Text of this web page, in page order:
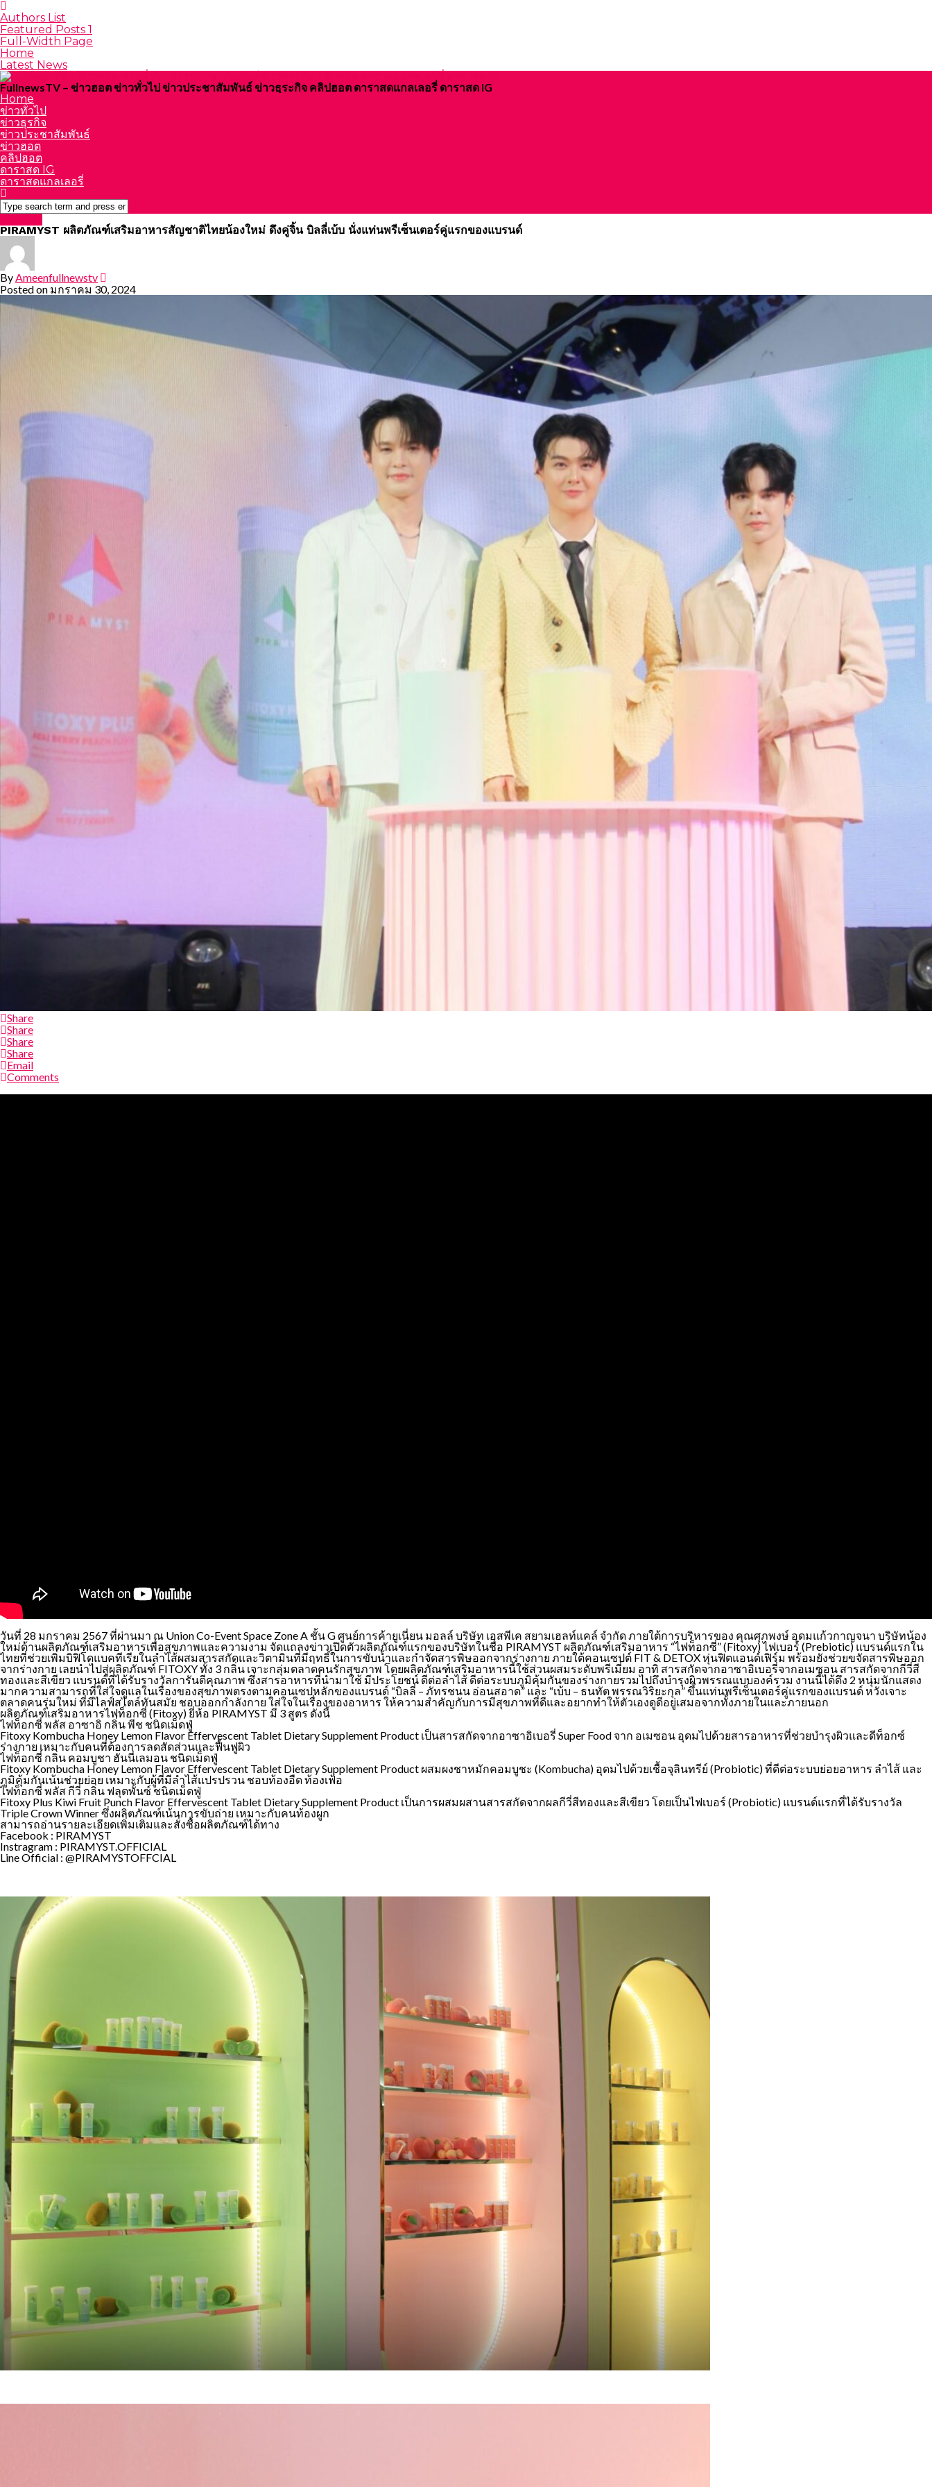
Authors List
Featured Posts 1
Full-Width Page
Home
Latest News
FullnewsTV – ข่าวฮอต ข่าวทั่วไป ข่าวประชาสัมพันธ์ ข่าวธุระกิจ คลิปฮอต ดาราสดแกลเลอรี่ ดาราสด IG
Home
ข่าวทั่วไป
ข่าวธุรกิจ
ข่าวประชาสัมพันธ์
ข่าวฮอต
คลิปฮอต
ดาราสด IG
ดาราสดแกลเลอรี่
PIRAMYST ผลิตภัณฑ์เสริมอาหารสัญชาติไทยน้องใหม่ ดึงคู่จิ้น บิลลี่เบ้บ นั่งแท่นพรีเซ็นเตอร์คู่แรกของแบรนด์
ByAmeenfullnewstv
Posted on มกราคม 30, 2024
Share
Share
Share
Share
Email
Comments
วันที่ 28 มกราคม 2567 ที่ผ่านมา ณ Union Co-Event Space Zone A ชั้น G ศูนย์การค้ายูเนี่ยน มอลล์ บริษัท เอสพีเค สยามเฮลท์แคล์ จำกัด ภายใต้การบริหารของ คุณศุภพงษ์ อุดมแก้วกาญจนา บริษัทน้อง
ใหม่ด้านผลิตภัณฑ์เสริมอาหารเพื่อสุขภาพและความงาม จัดแถลงข่าวเปิดตัวผลิตภัณฑ์แรกของบริษัทในชื่อ PIRAMYST ผลิตภัณฑ์เสริมอาหาร “ไฟท็อกซี่” (Fitoxy) ไฟเบอร์ (Prebiotic) แบรนด์แรกใน
ไทยที่ช่วยเพิ่มบิฟิโดแบคทีเรียในลำไส้ผสมสารสกัดและวิตามินที่มีฤทธิ์ในการขับน้ำและกำจัดสารพิษออกจากร่างกาย ภายใต้คอนเซปต์ FIT & DETOX หุ่นฟิตแอนด์เฟิร์ม พร้อมยังช่วยขจัดสารพิษออก
จากร่างกาย เลยนำไปสู่ผลิตภัณฑ์ FITOXY ทั้ง 3 กลิ่น เจาะกลุ่มตลาดคนรักสุขภาพ โดยผลิตภัณฑ์เสริมอาหารนี้ใช้ส่วนผสมระดับพรีเมี่ยม อาทิ สารสกัดจากอาซาอิเบอรี่จากอเมซอน สารสกัดจากกีวี่สี
ทองและสีเขียว แบรนด์ที่ได้รับรางวัลการันตีคุณภาพ ซึ่งสารอาหารที่นำมาใช้ มีประโยชน์ ดีต่อลำไส้ ดีต่อระบบภูมิคุ้มกันของร่างกายรวมไปถึงบำรุงผิวพรรณแบบองค์รวม งานนี้ได้ดึง 2 หนุ่มนักแสดง
มากความสามารถที่ใส่ใจดูแลในเรื่องของสุขภาพตรงตามคอนเซปหลักของแบรนด์ “บิลลี่ – ภัทรชนน อ่อนสอาด” และ “เบ้บ – ธนทัต พรรณวิริยะกุล” ขึ้นแท่นพรีเซ็นเตอร์คู่แรกของแบรนด์ หวังเจาะ
ตลาดคนรุ่มใหม่ ที่มีไลฟ์สไตล์ทันสมัย ชอบออกกำลังกาย ใส่ใจในเรื่องของอาหาร ให้ความสำคัญกับการมีสุขภาพที่ดีและอยากทำให้ตัวเองดูดีอยู่เสมอจากทั้งภายในและภายนอก
ผลิตภัณฑ์เสริมอาหารไฟท็อกซี่ (Fitoxy) ยี่ห้อ PIRAMYST มี 3 สูตร ดังนี้
ไฟท็อกซี่ พลัส อาซาอิ กลิ่น พีช ชนิดเม็ดฟู่
Fitoxy Kombucha Honey Lemon Flavor Effervescent Tablet Dietary Supplement Product เป็นสารสกัดจากอาซาอิเบอรี่ Super Food จาก อเมซอน อุดมไปด้วยสารอาหารที่ช่วยบำรุงผิวและดีท็อกซ์
ร่างกาย เหมาะกับคนที่ต้องการลดสัดส่วนและฟื้นฟูผิว
ไฟท็อกซี่ กลิ่น คอมบูชา ฮันนี่เลมอน ชนิดเม็ดฟู่
Fitoxy Kombucha Honey Lemon Flavor Effervescent Tablet Dietary Supplement Product ผสมผงชาหมักคอมบูชะ (Kombucha) อุดมไปด้วยเชื้อจุลินทรีย์ (Probiotic) ที่ดีต่อระบบย่อยอาหาร ลำไส้ และ
ภูมิคุ้มกันเน้นช่วยย่อย เหมาะกับผู้ที่มีลำไส้แปรปรวน ชอบท้องอืด ท้องเฟ้อ
ไฟท็อกซี่ พลัส กีวี่ กลิ่น ฟลุตพั้นซ์ ชนิดเม็ดฟู่
Fitoxy Plus Kiwi Fruit Punch Flavor Effervescent Tablet Dietary Supplement Product เป็นการผสมผสานสารสกัดจากผลกีวี่สีทองและสีเขียว โดยเป็นไฟเบอร์ (Probiotic) แบรนด์แรกที่ได้รับรางวัล
Triple Crown Winner ซึ่งผลิตภัณฑ์เน้นการขับถ่าย เหมาะกับคนท้องผูก
สามารถอ่านรายละเอียดเพิ่มเติมและสั่งซื้อผลิตภัณฑ์ได้ทาง
Facebook : PIRAMYST
Instragram : PIRAMYST.OFFICIAL
Line Official : @PIRAMYSTOFFCIAL